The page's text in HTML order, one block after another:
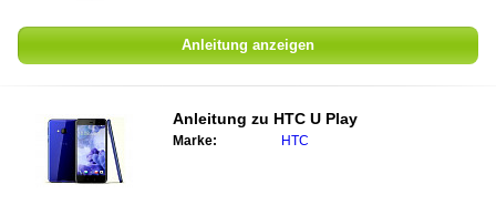
Anleitung anzeigen
Anleitung zu HTC U Play
Marke: HTC